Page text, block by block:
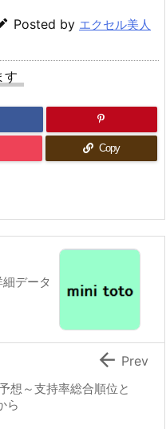
Posted by エクセル美人
す
Copy
データ
想～支持率総合順位と
ら
 Prev